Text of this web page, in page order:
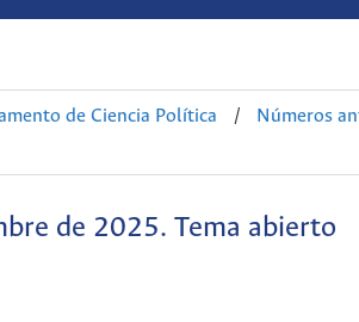
de Ciencia Política / Números
de 2025. Tema abierto